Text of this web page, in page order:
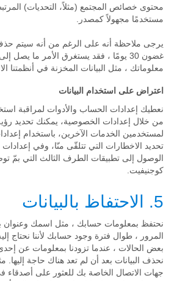
محتوى خصائص المجتمع (مثلاً، التحديات)
مستخدمًا مجهولاً كمصدر.
يرجى ملاحظة أنه على الرغم من أنه سيتم
معلوماتك ، مثل البيانات المخزنة في أنظمتنا
اعتراض على استخدام البيانات
نعطيك إعدادات الحساب والأدوات لمراقبة
من خلال إعدادات الخصوصية، يمكنك تحديد
لمستخدمين الخدمات الآخرين، باستخدام
تحديد الاخطارات التي تتلقّى منّا، وفي
الوصول إلى تطبيقات الطرف الثالث التي بمّ
كوجنيفيت.
5. الاحتفاظ بالبيانات
نحتفظ بمعلومات حسابك ، مثل اسمك وعنوان
المرور ، طوال فترة وجود حسابك لأننا نحتاج
بعض الحالات ، عندما تزودنا بمعلومات عن
نحذف البيانات بعد أن لم تعد هناك حاجة إليها.
جهات الاتصال الخاصة بك للعثور على أصدقاء